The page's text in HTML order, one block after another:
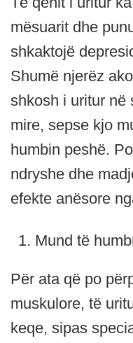
mësuarit dhe
shkaktojë
Shumë njerëz
shkosh i uritur në
mire, sepse kjo
humbin peshë.
ndryshe dhe
efekte anësore
Mund të
Për ata që po
muskulore, të
keqe, sipas